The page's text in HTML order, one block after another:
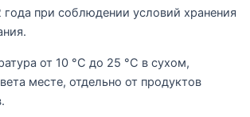
года при соблюдении условий хранения
от 10 °C до 25 °C в сухом,
месте, отдельно от продуктов